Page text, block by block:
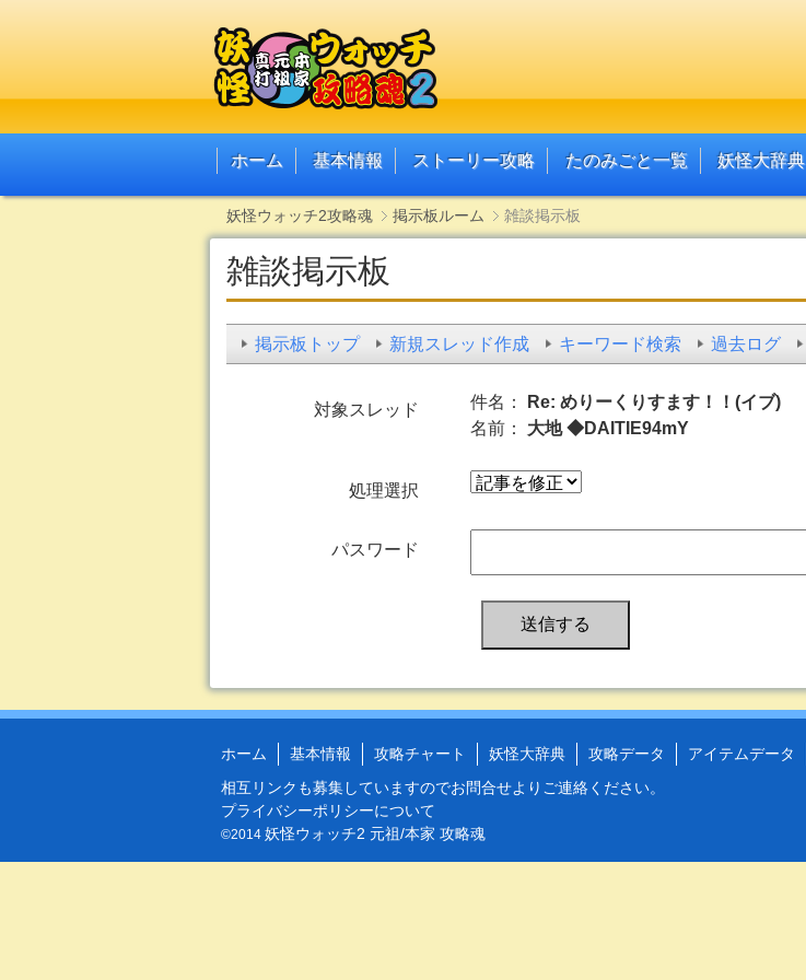
ホーム 基本情報 ストーリー攻略 たのみごと一覧 妖怪大辞典
妖怪ウォッチ2攻略魂 掲示板ルーム 雑談掲示板
雑談掲示板
掲示板トップ 新規スレッド作成 キーワード検索 過去ログ
対象スレッド 件名：
Re: めりーくりすます！！(イブ)
名前： 大地 ◆DAITIE94mY
処理選択
パスワード
ホーム 基本情報 攻略チャート 妖怪大辞典 攻略データ アイテムデータ
相互リンクも募集していますのでお問合せよりご連絡ください。
プライバシーポリシーについて
©2014 妖怪ウォッチ2 元祖/本家 攻略魂